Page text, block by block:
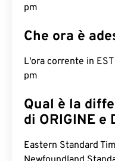
pm
Che ora è
L'ora corrente in
pm
Qual è la
di ORIGINE e
Eastern Standard